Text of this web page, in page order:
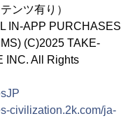
ンツ有り）
IN-APP PURCHASES
(C)2025 TAKE-
INC. All Rights
civilization.2k.com/ja-